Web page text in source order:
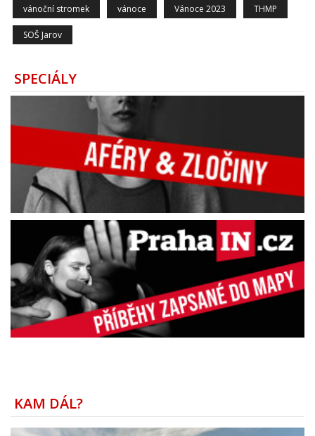
vánoční stromek vánoce Vánoce 2023 THMP
SOŠ Jarov
SPECIÁLY
KAM DÁL?